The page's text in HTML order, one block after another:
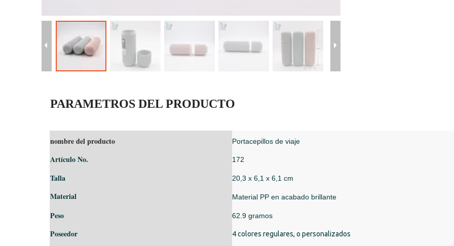
PARAMETROS DEL PRODUCTO
nombre del producto Portacepillos de viaje
Artículo No. 172
Talla 20,3 x 6,1 x 6,1 cm
Material Material PP en acabado brillante
Peso 62.9 gramos
Poseedor 4 colores regulares, o personalizados